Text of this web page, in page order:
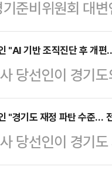
준비위원회 대
제 조항이 삭제
통해 "정부와 국
도와 뜻을 함께해
쟁력과 직결되는
서 신속한 투자
특성을 '시간과의
력을 …
"AI 기반 조직진단 후 개
당선인이 경기
신에 기반한 조
선인은 진단 결과
기로 했다.추
안 회의(2일차)'
"경기도 재정 파탄 수준…
당선인이 경기
과 세출 구조 재